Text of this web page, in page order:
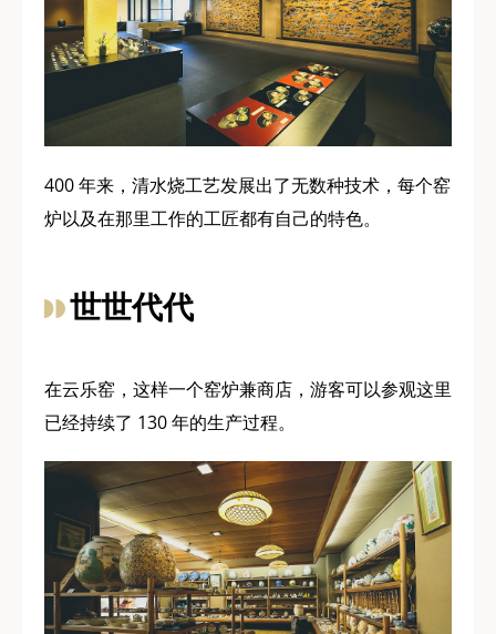
400 年来，清水烧工艺发展出了无数种技术，每个窑
炉以及在那里工作的工匠都有自己的特色。
世世代代
在云乐窑，这样一个窑炉兼商店，游客可以参观这里
已经持续了 130 年的生产过程。